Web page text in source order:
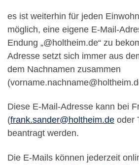
es ist weiterhin für jeden
möglich, eine eigene E-Mail-
Endung „@holtheim.de“ zu
Adresse setzt sich immer aus
dem Nachnamen zusammen
Diese E-Mail-Adresse kann bei
(frank.sander@holtheim.de oder
beantragt werden.
Die E-Mails können jederzeit